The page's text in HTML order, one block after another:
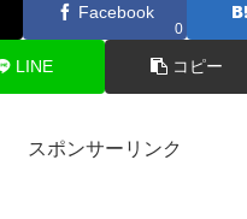
Facebook
0
LINE コピー
スポンサーリンク